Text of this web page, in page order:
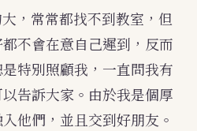
，常常都找不到教室，但
不會在意自己遲到，反而
特別照顧我，一直問我有
告訴大家。由於我是個厚
他們，並且交到好朋友。